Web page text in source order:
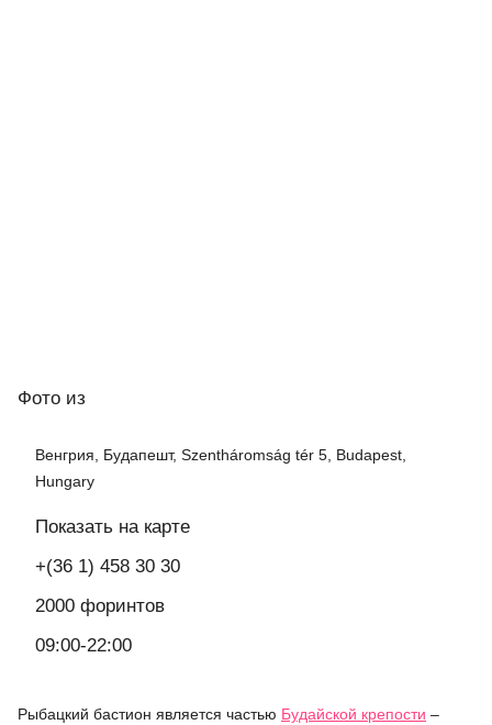
Фото из
Венгрия, Будапешт, Szentháromság tér 5, Budapest,
Hungary
Показать на карте
+(36 1) 458 30 30
2000 форинтов
09:00-22:00
Рыбацкий бастион является частью Будайской крепости –